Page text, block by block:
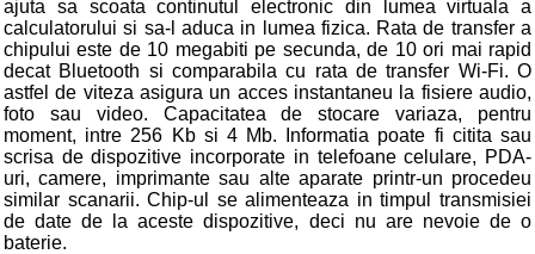
ajuta sa scoata continutul electronic din lumea virtuala a
calculatorului si sa-l aduca in lumea fizica. Rata de transfer a
chipului este de 10 megabiti pe secunda, de 10 ori mai rapid
decat Bluetooth si comparabila cu rata de transfer Wi-Fi. O
astfel de viteza asigura un acces instantaneu la fisiere audio,
foto sau video. Capacitatea de stocare variaza, pentru
moment, intre 256 Kb si 4 Mb. Informatia poate fi citita sau
scrisa de dispozitive incorporate in telefoane celulare, PDA-
uri, camere, imprimante sau alte aparate printr-un procedeu
similar scanarii. Chip-ul se alimenteaza in timpul transmisiei
de date de la aceste dispozitive, deci nu are nevoie de o
baterie.